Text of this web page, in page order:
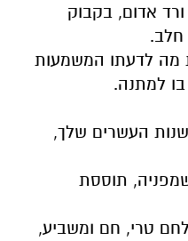
ורד אדום, בקבוק
חלב.
מה לדעתו המשמעות
למתנה.
העשרים שלך,
תוססת
טרי, חם ומשביע,